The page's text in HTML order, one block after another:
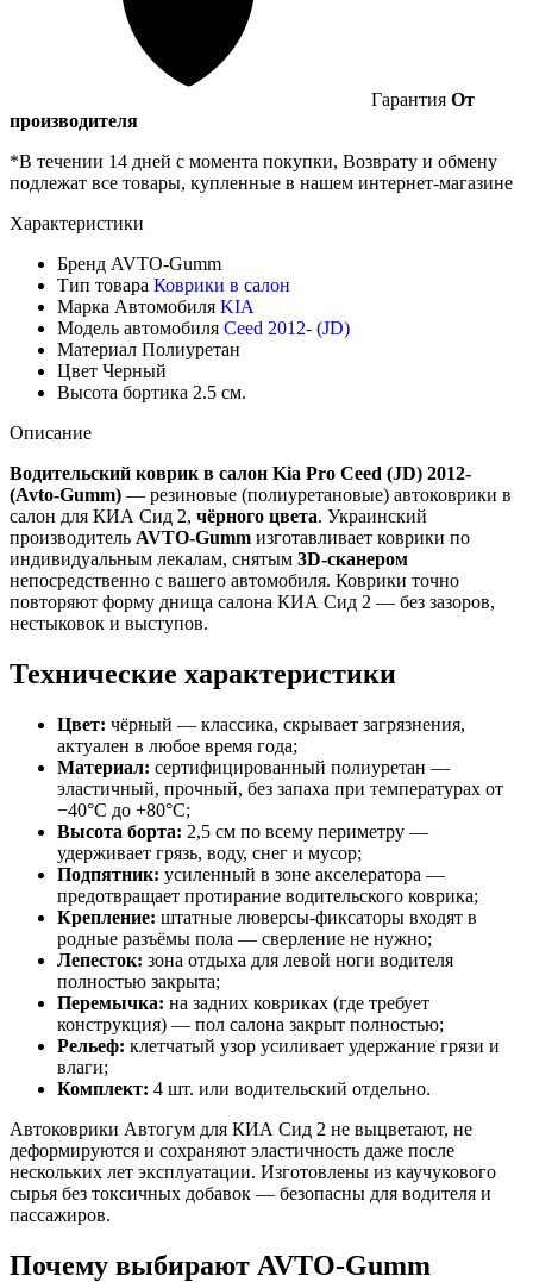
Гарантия От
производителя
*В течении 14 дней с момента покупки, Возврату и обмену
подлежат все товары, купленные в нашем интернет-магазине
Характеристики
Бренд AVTO-Gumm
Тип товара Коврики в салон
Марка Автомобиля KIA
Модель автомобиля Ceed 2012- (JD)
Материал Полиуретан
Цвет Черный
Высота бортика 2.5 см.
Описание
Водительский коврик в салон Kia Pro Ceed (JD) 2012-
(Avto-Gumm) — резиновые (полиуретановые) автоковрики в
салон для КИА Сид 2, чёрного цвета. Украинский
производитель AVTO-Gumm изготавливает коврики по
индивидуальным лекалам, снятым 3D-сканером
непосредственно с вашего автомобиля. Коврики точно
повторяют форму днища салона КИА Сид 2 — без зазоров,
нестыковок и выступов.
Технические характеристики
Цвет: чёрный — классика, скрывает загрязнения,
актуален в любое время года;
Материал: сертифицированный полиуретан —
эластичный, прочный, без запаха при температурах от
−40°C до +80°C;
Высота борта: 2,5 см по всему периметру —
удерживает грязь, воду, снег и мусор;
Подпятник: усиленный в зоне акселератора —
предотвращает протирание водительского коврика;
Крепление: штатные люверсы-фиксаторы входят в
родные разъёмы пола — сверление не нужно;
Лепесток: зона отдыха для левой ноги водителя
полностью закрыта;
Перемычка: на задних ковриках (где требует
конструкция) — пол салона закрыт полностью;
Рельеф: клетчатый узор усиливает удержание грязи и
влаги;
Комплект: 4 шт. или водительский отдельно.
Автоковрики Автогум для КИА Сид 2 не выцветают, не
деформируются и сохраняют эластичность даже после
нескольких лет эксплуатации. Изготовлены из каучукового
сырья без токсичных добавок — безопасны для водителя и
пассажиров.
Почему выбирают AVTO-Gumm